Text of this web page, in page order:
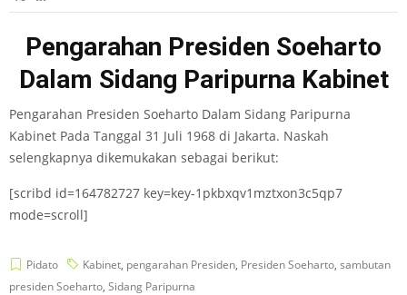
Pengarahan Presiden Soeharto
Dalam Sidang Paripurna Kabinet
Pengarahan Presiden Soeharto Dalam Sidang Paripurna
Kabinet Pada Tanggal 31 Juli 1968 di Jakarta. Naskah
selengkapnya dikemukakan sebagai berikut:
[scribd id=164782727 key=key-1pkbxqv1mztxon3c5qp7
mode=scroll]
Pidato Kabinet, pengarahan Presiden, Presiden Soeharto, sambutan
presiden Soeharto, Sidang Paripurna